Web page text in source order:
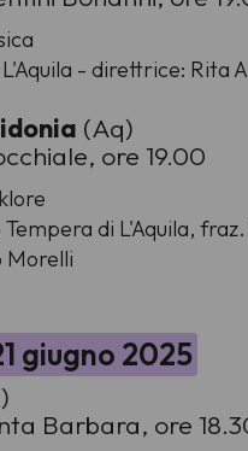
- direttrice: Rita
(Aq)
ore 19.00
di L'Aquila,
Morelli
giugno 2025
Barbara, ore